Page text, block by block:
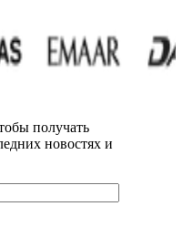
получать
новостях и